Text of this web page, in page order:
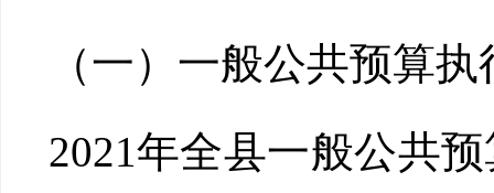
（一）一般公共预算
2021年全县一般公共